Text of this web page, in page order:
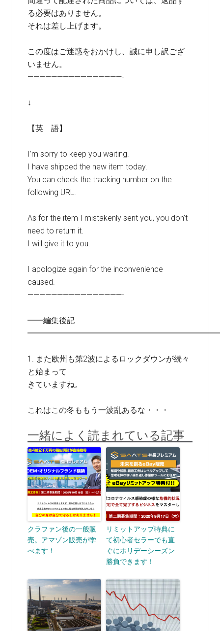
る必要はありません。
それは差し上げます。
この度はご迷惑をおかけし、誠に申し訳ござ
いません。
————————————————-
↓
【英 語】
I’m sorry to keep you waiting.
I have shipped the new item today.
You can check the tracking number on the
following URL.
As for the item I mistakenly sent you, you don’t
need to return it.
I will give it to you.
I apologize again for the inconvenience
caused.
————————————————-
━━編集後記
1. また欧州も第2波によるロックダウンが続々
と始まって
きていますね。
これはこの冬ももう一波乱あるな・・・
一緒によく読まれている記事
クラファン後の一般販
売。アマゾン販売が学
べます！
リミットアップ特典に
て初心者セラーでも直
ぐにホリデーシーズン
勝負できます！